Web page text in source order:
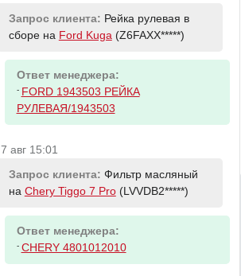
Запрос клиента: Рейка рулевая в
сборе на Ford Kuga(Z6FAXX*****)
Ответ менеджера:
- FORD 1943503 РЕЙКА
РУЛЕВАЯ/1943503
7 авг 15:01
Запрос клиента: Фильтр масляный
на Chery Tiggo 7 Pro(LVVDB2*****)
Ответ менеджера:
- CHERY 4801012010